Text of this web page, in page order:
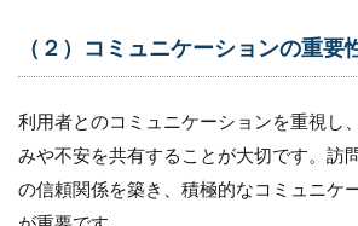
（２）コミュニケーションの重要
利用者とのコミュニケーションを重視し
みや不安を共有することが大切です。訪
の信頼関係を築き、積極的なコミュニケ